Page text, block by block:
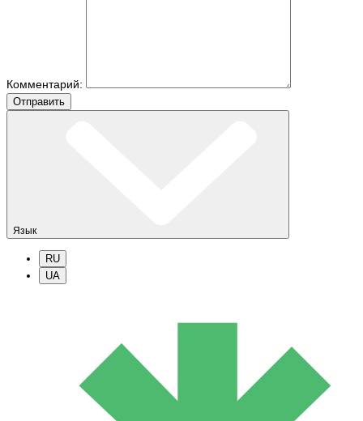
Комментарий:
Отправить
Язык
RU
UA